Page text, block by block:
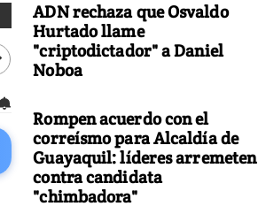
ADN rechaza que Osvaldo
Hurtado llame
"criptodictador" a Daniel
Noboa
Rompen acuerdo con el
correísmo para Alcaldía de
Guayaquil: líderes arremeten
contra candidata
"chimbadora"